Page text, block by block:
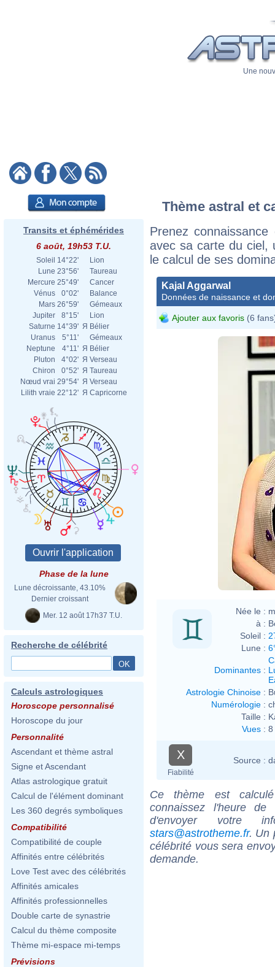
Une
Transits et éphémérides
6 août, 19h53 T.U.
Soleil 14°22'
Lion
Lune 23°56'
Taureau
Mercure 25°49'
Cancer
Vénus
0°02'
Balance
Mars 26°59'
Gémeaux
Jupiter
8°15'
Lion
Saturne 14°39' Я Bélier
Uranus
5°11'
Gémeaux
Neptune
4°11' Я Bélier
Pluton
4°02' Я Verseau
Chiron
0°52' Я Taureau
Nœud vrai 29°54' Я Verseau
Lilith vraie 22°12' Я Capricorne
Phase de la lune
Lune décroissante, 43.10%
Dernier croissant
Mer. 12 août 17h37 T.U.
Recherche de célébrité
Calculs astrologiques
Horoscope personnalisé
Horoscope du jour
Personnalité
Ascendant et thème astral
Signe et Ascendant
Atlas astrologique gratuit
Calcul de l'élément dominant
Les 360 degrés symboliques
Compatibilité
Compatibilité de couple
Affinités entre célébrités
Love Test avec des célébrités
Affinités amicales
Affinités professionnelles
Double carte de synastrie
Calcul du thème composite
Thème mi-espace mi-temps
Prévisions
Thème astral et
Prenez
avec sa carte du ciel,
le calcul de ses
Kajal Aggarwal
Données de naissance et
Ajouter aux favoris (6
Née le :
à :
Soleil :
Lune :
Dominantes :
Astrologie Chinoise :
Numérologie :
Taille :
Vues : 8
X
Fiabilité
Source :
Ce thème est
connaissez l'heure de
d'envoyer votre
stars@astrotheme.fr. Un
célébrité vous sera
demande.